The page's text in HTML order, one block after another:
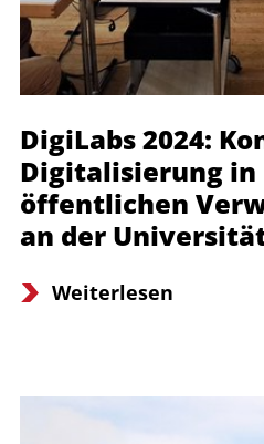
DigiLabs 2024:
Digitalisierung in
öffentlichen
an der
Weiterlesen